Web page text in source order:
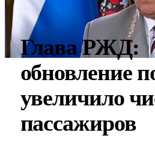
Глава РЖД:
обновление
увеличило
пассажиров